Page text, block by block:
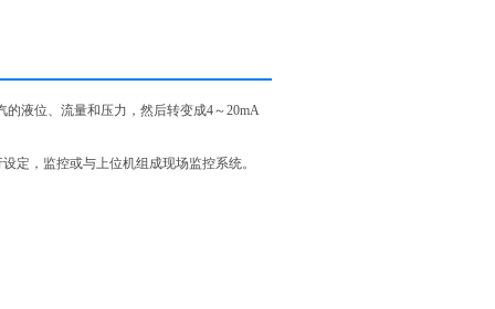
液位、流量和压力，然后转变成4～20mA
定，监控或与上位机组成现场监控系统。